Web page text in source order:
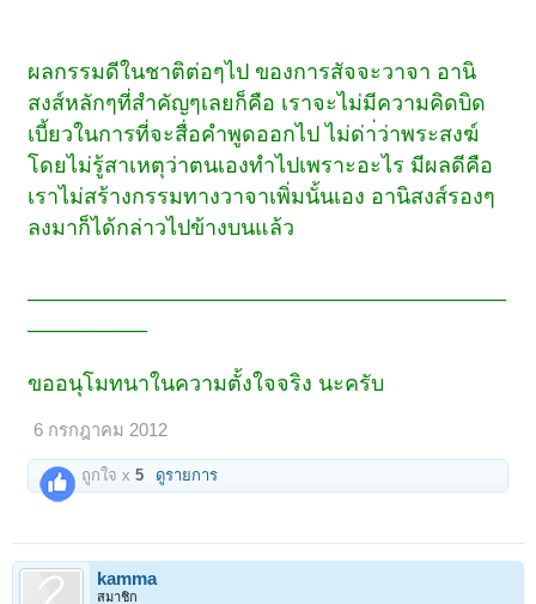
ผลกรรมดีในชาติต่อๆไป ของการสัจจะวาจา อานิ
สงส์หลักๆที่สำคัญๆเลยก็คือ เราจะไม่มีความคิดบิด
เบี้ยวในการที่จะสื่อคำพูดออกไป ไม่ด่า่ว่าพระสงฆ์
โดยไม่รู้สาเหตุว่าตนเองทำไปเพราะอะไร มีผลดีคือ
เราไม่สร้างกรรมทางวาจาเพิ่มนั้นเอง อานิสงส์รองๆ
ลงมาก็ได้กล่าวไปข้างบนแล้ว
ขออนุโมทนาในความตั้งใจจริง นะครับ
6 กรกฎาคม 2012
ถูกใจ x5 ดูรายการ
kamma
สมาชิก